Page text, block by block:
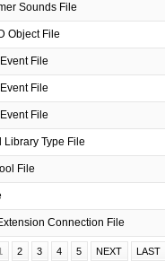
Sounds File
Object File
File
File
File
Library Type File
File
Connection File
2 3 4 5 NEXT LAST